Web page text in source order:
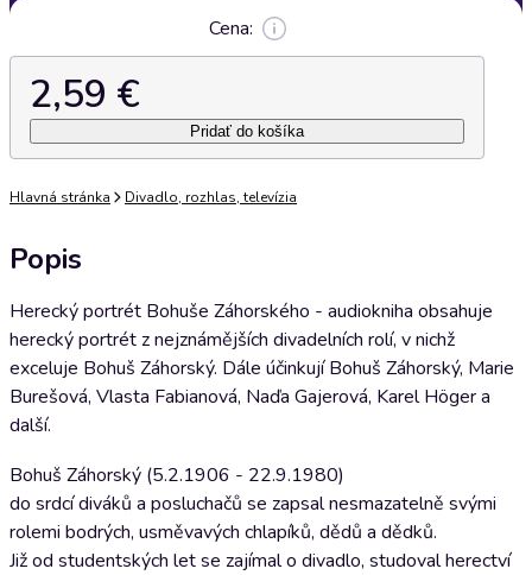
Cena:
2,59 €
Pridať do košíka
Hlavná stránka Divadlo, rozhlas, televízia
Popis
Herecký portrét Bohuše Záhorského - audiokniha obsahuje
herecký portrét z nejznámějších divadelních rolí, v nichž
exceluje Bohuš Záhorský. Dále účinkují Bohuš Záhorský, Marie
Burešová, Vlasta Fabianová, Naďa Gajerová, Karel Höger a
další.
Bohuš Záhorský (5.2.1906 - 22.9.1980)
do srdcí diváků a posluchačů se zapsal nesmazatelně svými
rolemi bodrých, usměvavých chlapíků, dědů a dědků.
Již od studentských let se zajímal o divadlo, studoval herectví